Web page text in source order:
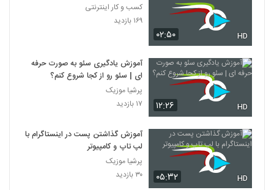
۰۲:۵۰ HD
کسب و کار اینترنتی
۱۶۹ بازدید
۱۲:۲۶ HD
آموزش یادگیری سئو به صورت حرفه
ای | سئو رو از کجا شروع کنم؟
پرشیا موزیک
۱۷ بازدید
۰۵:۳۲ HD
آموزش گذاشتن پست در اینستاگرام با
لپ تاپ و کامپیوتر
پرشیا موزیک
۳۰ بازدید